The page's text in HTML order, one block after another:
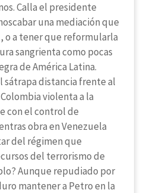
Calla el presidente
una mediación que
o a tener que reformularla
sangrienta como pocas
de América Latina.
sátrapa distancia frente al
violenta a la
con el control de
obra en Venezuela
del régimen que
del terrorismo de
Aunque repudiado por
mantener a Petro en la